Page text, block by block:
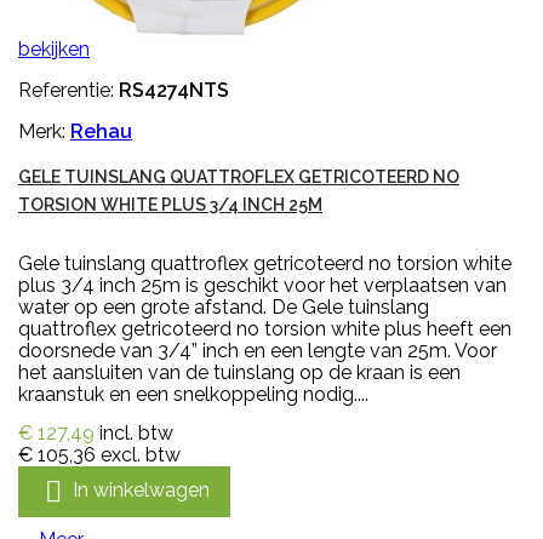
bekijken
Referentie: RS4274NTS
Merk: Rehau
GELE TUINSLANG QUATTROFLEX GETRICOTEERD NO
TORSION WHITE PLUS 3/4 INCH 25M
Gele tuinslang quattroflex getricoteerd no torsion white
plus 3/4 inch 25m is geschikt voor het verplaatsen van
water op een grote afstand. De Gele tuinslang
quattroflex getricoteerd no torsion white plus heeft een
doorsnede van 3/4” inch en een lengte van 25m. Voor
het aansluiten van de tuinslang op de kraan is een
kraanstuk en een snelkoppeling nodig....
€ 127,49 incl. btw
€ 105,36 excl. btw
 In winkelwagen